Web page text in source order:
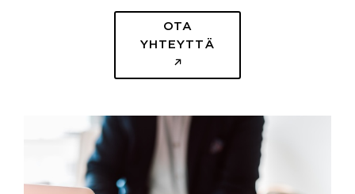
OTA
YHTEYTTÄ